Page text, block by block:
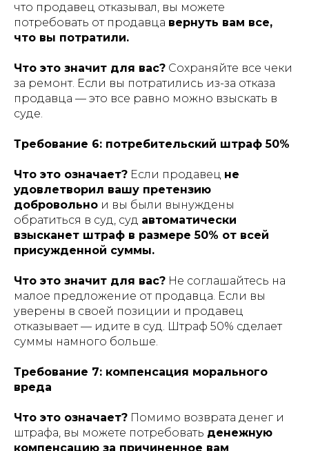
что продавец отказывал, вы можете
потребовать от продавца вернуть вам все,
что вы потратили.
Что это значит для вас? Сохраняйте все чеки
за ремонт. Если вы потратились из-за отказа
продавца — это все равно можно взыскать в
суде.
Требование 6: потребительский штраф 50%
Что это означает? Если продавец не
удовлетворил вашу претензию
добровольно и вы были вынуждены
обратиться в суд, суд автоматически
взысканет штраф в размере 50% от всей
присужденной суммы.
Что это значит для вас? Не соглашайтесь на
малое предложение от продавца. Если вы
уверены в своей позиции и продавец
отказывает — идите в суд. Штраф 50% сделает
суммы намного больше.
Требование 7: компенсация морального
вреда
Что это означает? Помимо возврата денег и
штрафа, вы можете потребовать денежную
компенсацию за причиненное вам